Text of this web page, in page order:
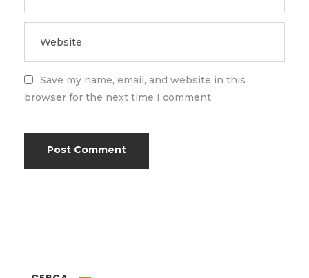
Save my name, email, and website in this
browser for the next time I comment.